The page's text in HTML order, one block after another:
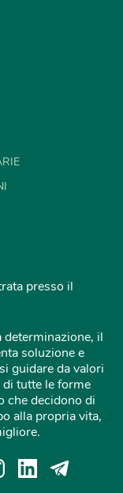
presso il
il
soluzione e
guidare da valori
tutte le forme
che decidono di
alla propria vita,